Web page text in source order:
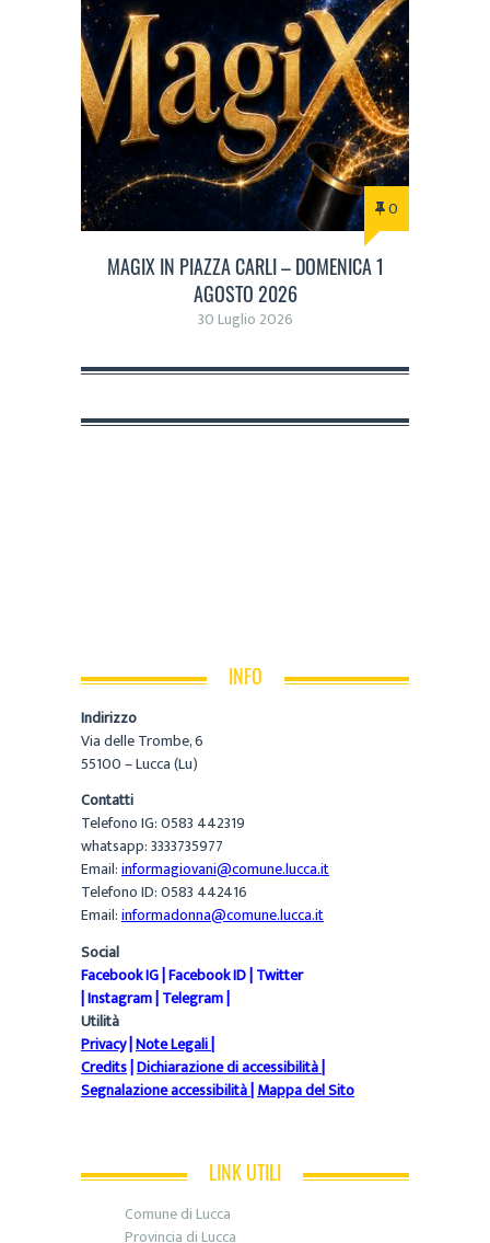
0
MAGIX IN PIAZZA CARLI – DOMENICA 1
AGOSTO 2026
30 Luglio 2026
INFO
Indirizzo
Via delle Trombe, 6
55100 – Lucca (Lu)
Contatti
Telefono IG: 0583 442319
whatsapp: 3333735977
Email:informagiovani@comune.lucca.it
Telefono ID: 0583 442416
Email:informadonna@comune.lucca.it
Social
Facebook IG|Facebook ID|Twitter
|Instagram|Telegram|
Utilità
Privacy|Note Legali|
Credits|Dichiarazione di accessibilità|
Segnalazione accessibilità|Mappa del Sito
LINK UTILI
Comune di Lucca
Provincia di Lucca